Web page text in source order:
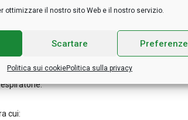
ottimizzare il nostro sito Web e il nostro servizio.
Scartare Preferenze
Politica sui cookiePolitica sulla privacy
essere allergiche al
cui: